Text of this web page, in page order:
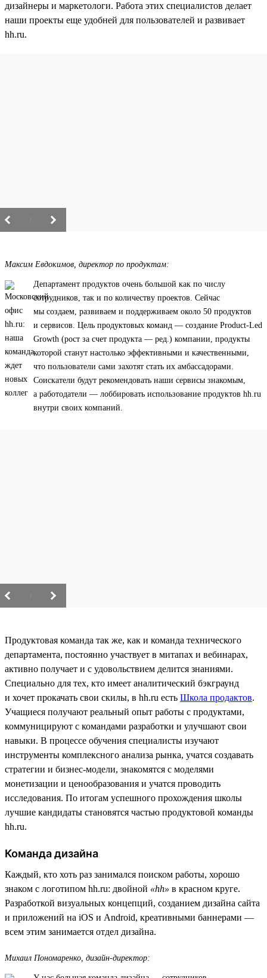
дизайнеры и маркетологи. Работа этих специалистов делает
наши проекты еще удобней для пользователей и развивает
hh.ru.
Максим Евдокимов, директор по продуктам:
Департамент продуктов очень большой как по числу
сотрудников, так и по количеству проектов. Сейчас
мы создаем, развиваем и поддерживаем около 50 продуктов
и сервисов. Цель продуктовых команд — создание Product-Led
Growth (рост за счет продукта — ред.) компании, продукты
которой станут настолько эффективными и качественными,
что пользователи сами захотят стать их амбассадорами.
Соискатели будут рекомендовать наши сервисы знакомым,
а работодатели — лоббировать использование продуктов hh.ru
внутри своих компаний.
Продуктовая команда так же, как и команда технического
департамента, постоянно участвует в митапах и вебинарах,
активно получает и с удовольствием делится знаниями.
Специально для тех, кто имеет аналитический бэкграунд
и хочет прокачать свои скилы, в hh.ru есть Школа продактов.
Учащиеся получают реальный опыт работы с продуктами,
коммуницируют с командами разработки и улучшают свои
навыки. В процессе обучения специалисты изучают
инструменты комплексного анализа рынка, учатся создавать
стратегии и бизнес-модели, знакомятся с моделями
монетизации и ценообразования и учатся проводить
исследования. По итогам успешного прохождения школы
лучшие кандидаты становятся частью продуктовой команды
hh.ru.
Команда дизайна
Каждый, кто хоть раз занимался поиском работы, хорошо
знаком с логотипом hh.ru: двойной «hh» в красном круге.
Разработкой визуальных концепций, созданием дизайна сайта
и приложений на iOS и Android, креативными баннерами —
всем этим занимается отдел дизайна.
Михаил Пономаренко, дизайн-директор: